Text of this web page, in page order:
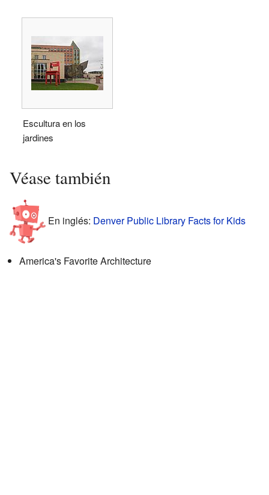
Escultura en los
jardines
Véase también
En inglés: Denver Public Library Facts for Kids
America's Favorite Architecture